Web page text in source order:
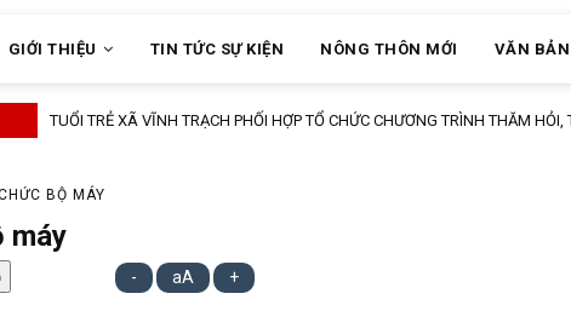
GIỚI THIỆU TIN TỨC SỰ KIỆN NÔNG THÔN MỚI VĂN
TUỔI TRẺ XÃ VĨNH TRẠCH PHỐI HỢP TỔ CHỨC CHƯƠNG TRÌNH THĂM
BỘ MÁY
máy
- aA +